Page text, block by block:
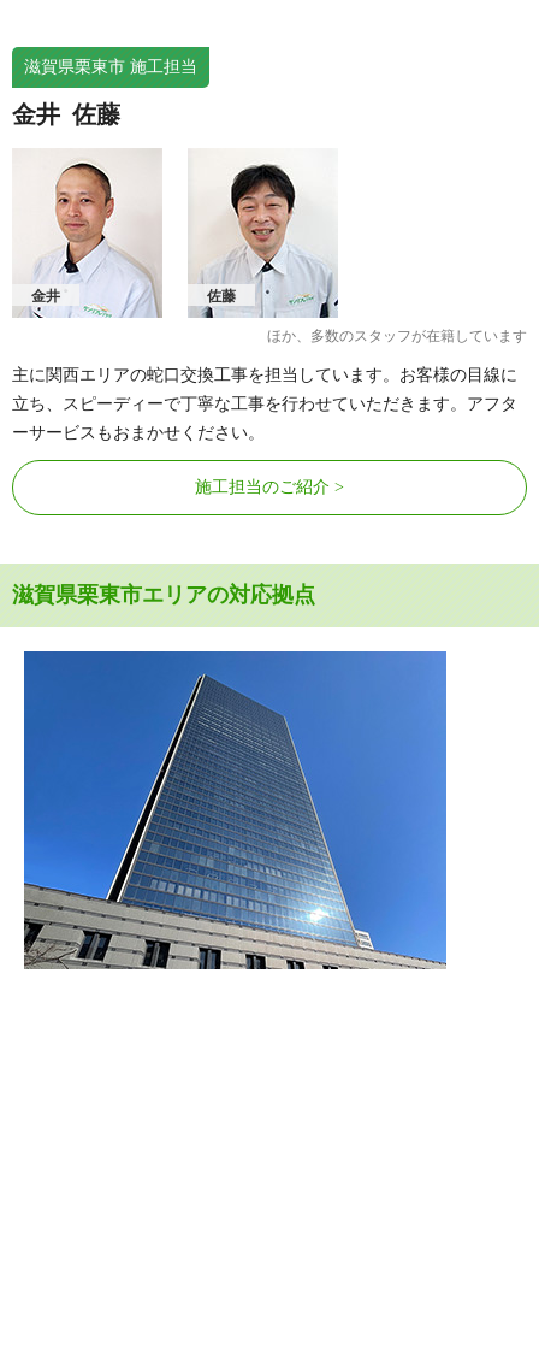
滋賀県栗東市 施工担当
金井 佐藤
金井 佐藤
ほか、多数のスタッフが在籍しています
主に関西エリアの蛇口交換工事を担当しています。お客様の目線に
立ち、スピーディーで丁寧な工事を行わせていただきます。アフタ
ーサービスもおまかせください。
施工担当のご紹介
滋賀県栗東市エリアの対応拠点